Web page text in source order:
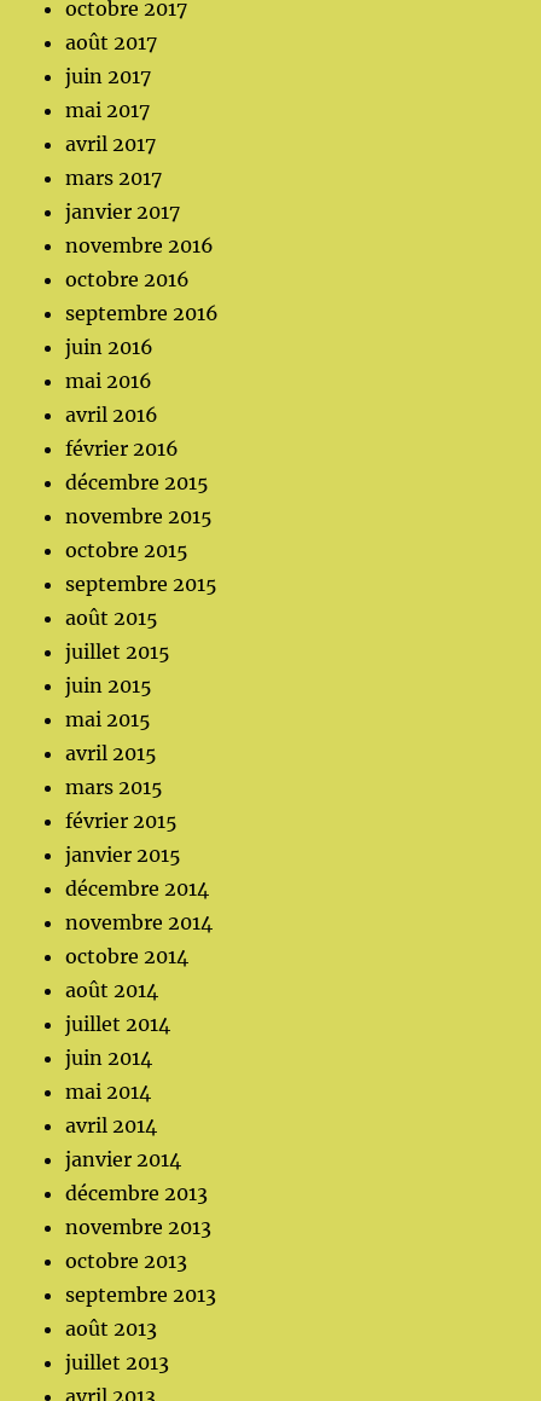
octobre 2017
août 2017
juin 2017
mai 2017
avril 2017
mars 2017
janvier 2017
novembre 2016
octobre 2016
septembre 2016
juin 2016
mai 2016
avril 2016
février 2016
décembre 2015
novembre 2015
octobre 2015
septembre 2015
août 2015
juillet 2015
juin 2015
mai 2015
avril 2015
mars 2015
février 2015
janvier 2015
décembre 2014
novembre 2014
octobre 2014
août 2014
juillet 2014
juin 2014
mai 2014
avril 2014
janvier 2014
décembre 2013
novembre 2013
octobre 2013
septembre 2013
août 2013
juillet 2013
avril 2013